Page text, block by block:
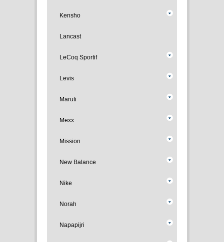
Kensho
Lancast
LeCoq Sportif
Levis
Maruti
Mexx
Mission
New Balance
Nike
Norah
Napapijri